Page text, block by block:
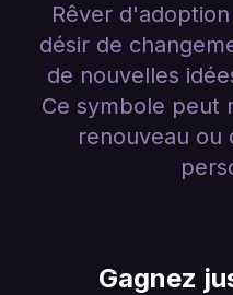
Rêver
désir de
de nouvelles
Ce symbole peut
renouveau ou
Gagnez